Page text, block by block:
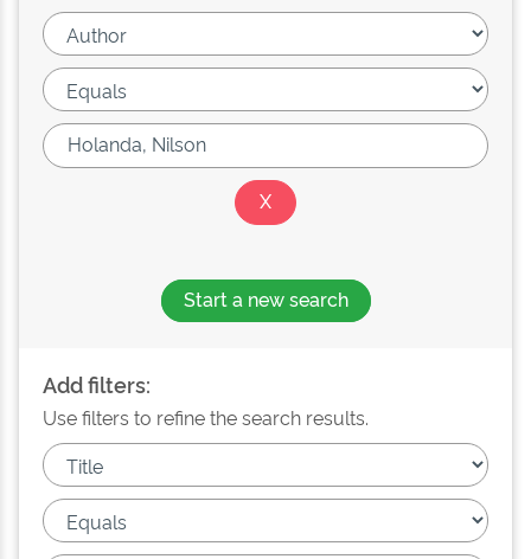
Start a new search
Add filters:
Use filters to refine the search results.